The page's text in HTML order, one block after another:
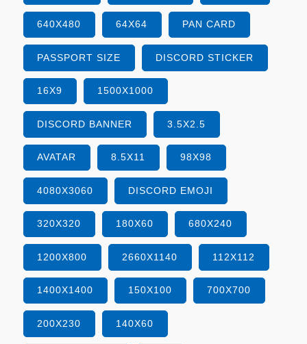
640X480 64X64 PAN CARD
PASSPORT SIZE DISCORD STICKER
16X9 1500X1000
DISCORD BANNER 3.5X2.5
AVATAR 8.5X11 98X98
4080X3060 DISCORD EMOJI
320X320 180X60 680X240
1200X800 2660X1140 112X112
1400X1400 150X100 700X700
200X230 140X60